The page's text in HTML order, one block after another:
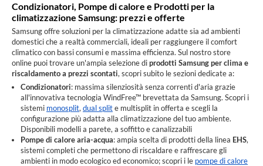
Condizionatori, Pompe di calore e Prodotti per la
climatizzazione Samsung: prezzi e offerte
Samsung offre soluzioni per la climatizzazione adatte sia ad ambienti
domestici che a realtà commerciali, ideali per raggiungere il comfort
climatico con bassi consumi e massima efficienza. Sul nostro store
online puoi trovare un'ampia selezione diprodotti Samsung per clima e
riscaldamento a prezzi scontati, scopri subito le sezioni dedicate a:
Condizionatori: massima silenziosità senza correnti d'aria grazie
all'innovativa tecnologia WindFree™ brevettata da Samsung. Scopri i
sistemi monosplit, dual splite multisplit in offerta e scegli la
configurazione più adatta alla climatizzazione del tuo ambiente.
Disponibili modelli a parete, a soffitto e canalizzabili
Pompe di calore aria-acqua: ampia scelta di prodotti della linea EHS,
sistemi completi che permettono di riscaldare e raffrescare gli
ambienti in modo ecologico ed economico; scopri i le pompe di calore